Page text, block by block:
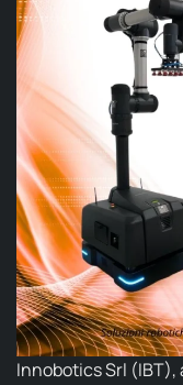
Innobotics Srl (IBT),